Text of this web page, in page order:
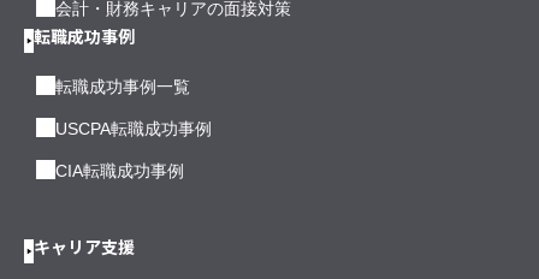
会計・財務キャリアの面接対策
転職成功事例
転職成功事例一覧
USCPA転職成功事例
CIA転職成功事例
キャリア支援